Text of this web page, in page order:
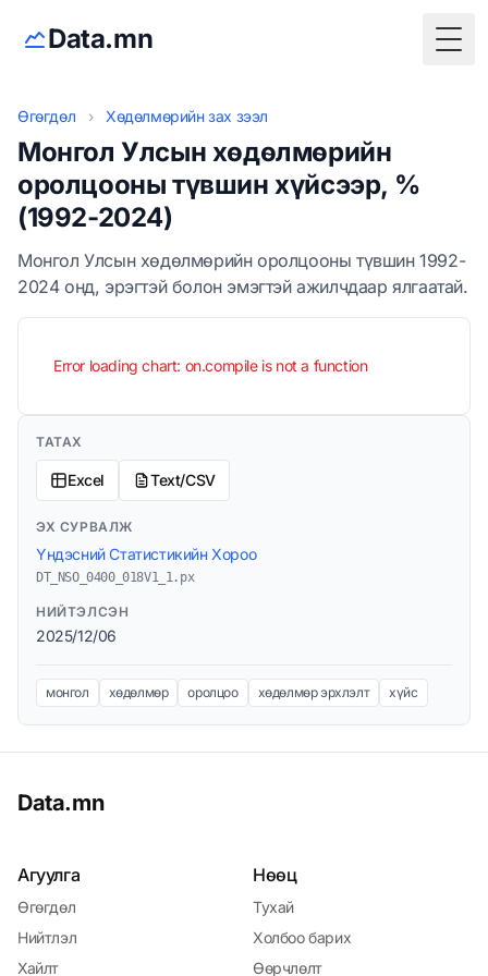
Data.mn
Өгөгдөл › Хөдөлмөрийн зах зээл
Монгол Улсын хөдөлмөрийн
оролцооны түвшин хүйсээр, %
(1992-2024)
Монгол Улсын хөдөлмөрийн оролцооны түвшин 1992-
2024 онд, эрэгтэй болон эмэгтэй ажилчдаар ялгаатай.
Error loading chart: on.compile is not a function
ТАТАХ
Excel Text/CSV
ЭХ СУРВАЛЖ
Үндэсний Статистикийн Хороо
DT_NSO_0400_018V1_1.px
НИЙТЭЛСЭН
2025/12/06
монгол хөдөлмөр оролцоо хөдөлмөр эрхлэлт хүйс
Data.mn
Агуулга
Өгөгдөл
Нийтлэл
Хайлт
Нөөц
Тухай
Холбоо барих
Өөрчлөлт